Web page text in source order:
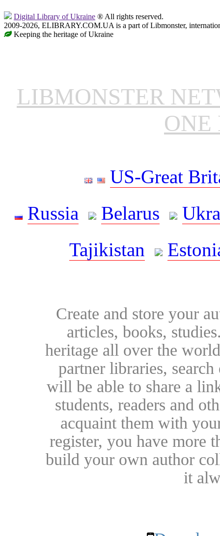
Digital Library of Ukraine ® All rights reserved.
2009-2026, ELIBRARY.COM.UA is a part of Libmonster,
Keeping the heritage of Ukraine
LIBMONSTER
ONE
US-Great
Russia
Belarus
Tajikistan
Create and store your
articles, books,
heritage all over the
partner libraries,
will be able to share a
students, readers and
acquaint them with
register, you have more
build your own author
it